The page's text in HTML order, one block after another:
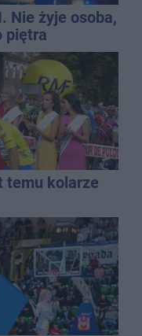
Nie żyje osoba,
piętra
temu kolarze